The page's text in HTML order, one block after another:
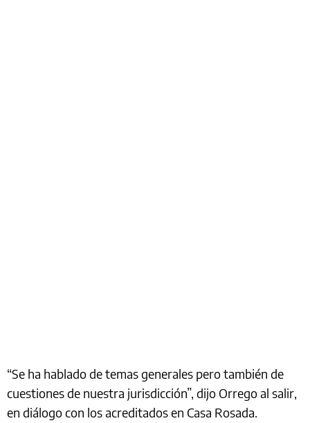
“Se ha hablado de temas generales pero también de
cuestiones de nuestra jurisdicción”, dijo Orrego al salir,
en diálogo con los acreditados en Casa Rosada.